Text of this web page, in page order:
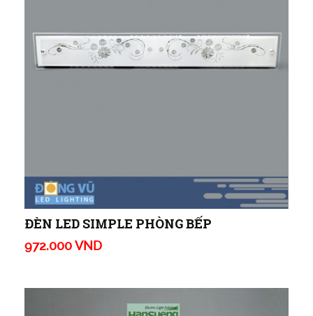
ĐÈN LED SIMPLE PHÒNG BẾP
972.000 VND